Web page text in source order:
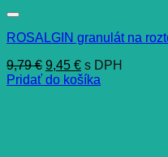
ROSALGIN granulát na
9,79€ Pôvodná
cena
9,45 €Aktuálna
cena
s DPH
Pridať do košíka